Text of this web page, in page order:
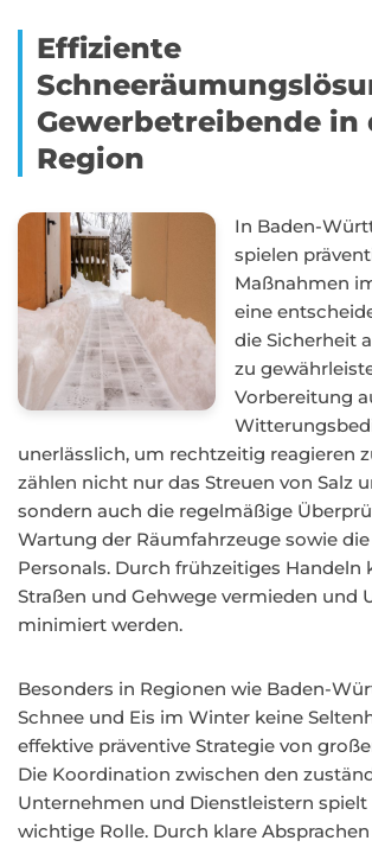
Effiziente
Gewerbetreibende in
Region
In Baden-
spielen
Maßnahmen
eine
die Sicherheit
zu
Vorbereitung
unerlässlich, um rechtzeitig reagieren
zählen nicht nur das Streuen von Salz
sondern auch die regelmäßige
Wartung der Räumfahrzeuge sowie
Personals. Durch frühzeitiges Handeln
Straßen und Gehwege vermieden und
minimiert werden.
Besonders in Regionen wie Baden-
Schnee und Eis im Winter keine
effektive präventive Strategie von
Die Koordination zwischen den
Unternehmen und Dienstleistern spielt
wichtige Rolle. Durch klare